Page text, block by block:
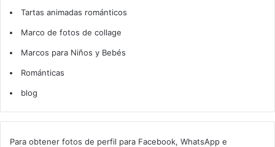
Tartas animadas románticos
Marco de fotos de collage
Marcos para Niños y Bebés
Románticas
blog
Para obtener fotos de perfil para Facebook, WhatsApp e